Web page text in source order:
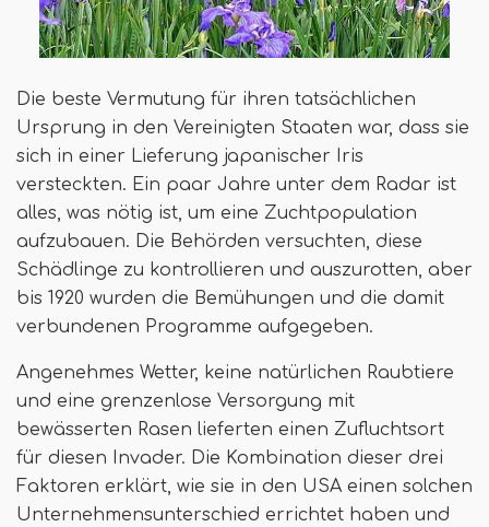
Die beste Vermutung für ihren tatsächlichen
Ursprung in den Vereinigten Staaten war, dass sie
sich in einer Lieferung japanischer Iris
versteckten. Ein paar Jahre unter dem Radar ist
alles, was nötig ist, um eine Zuchtpopulation
aufzubauen. Die Behörden versuchten, diese
Schädlinge zu kontrollieren und auszurotten, aber
bis 1920 wurden die Bemühungen und die damit
verbundenen Programme aufgegeben.
Angenehmes Wetter, keine natürlichen Raubtiere
und eine grenzenlose Versorgung mit
bewässerten Rasen lieferten einen Zufluchtsort
für diesen Invader. Die Kombination dieser drei
Faktoren erklärt, wie sie in den USA einen solchen
Unternehmensunterschied errichtet haben und